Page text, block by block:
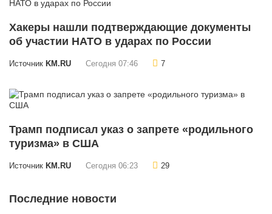
Хакеры нашли подтверждающие документы
об участии НАТО в ударах по России
Источник KM.RU Сегодня 07:46 7
Трамп подписал указ о запрете «родильного
туризма» в США
Источник KM.RU Сегодня 06:23 29
Последние новости